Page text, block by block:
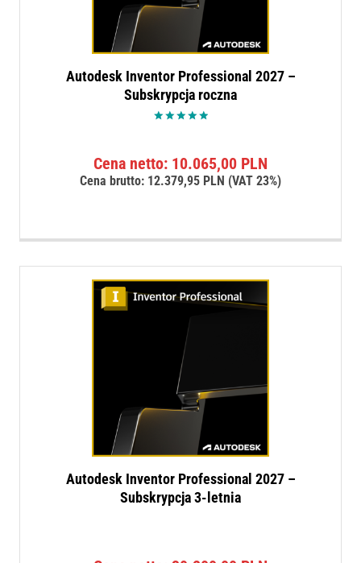
Autodesk Inventor Professional 2027 –
Subskrypcja roczna
Cena netto: 10.065,00 PLN
Cena brutto: 12.379,95 PLN (VAT 23%)
Autodesk Inventor Professional 2027 –
Subskrypcja 3-letnia